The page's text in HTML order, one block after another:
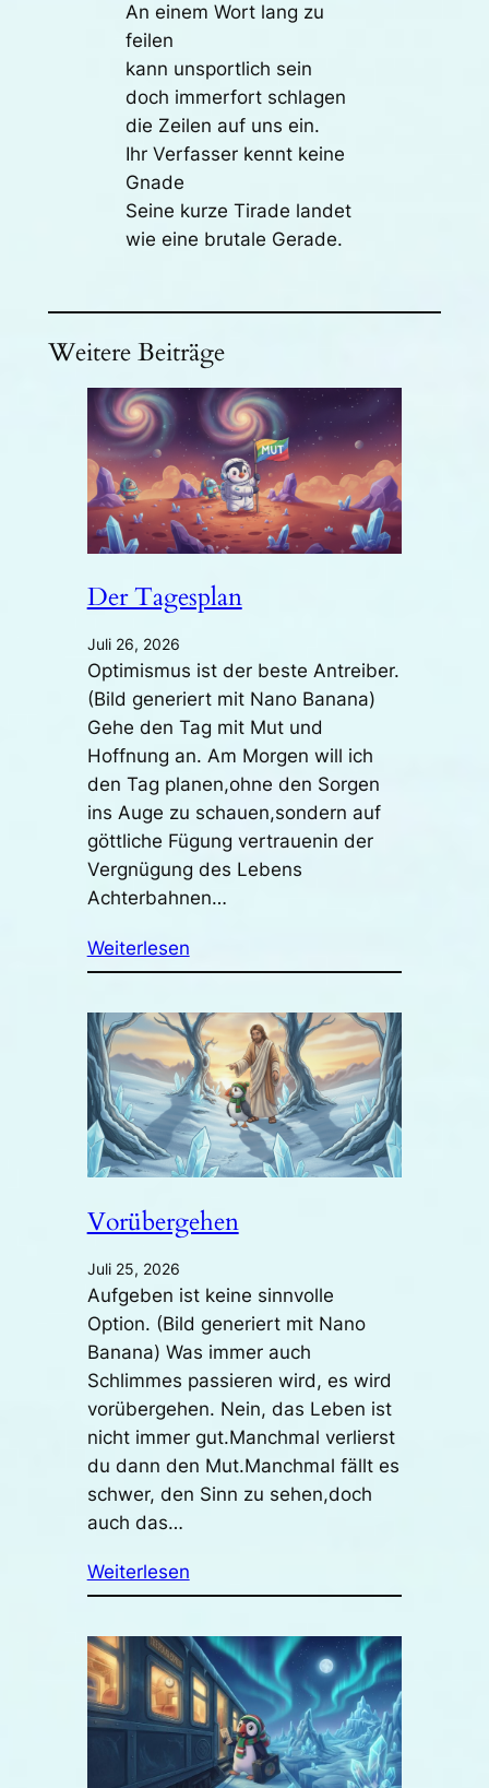
An einem Wort lang zu
feilen
kann unsportlich sein
doch immerfort schlagen
die Zeilen auf uns ein.
Ihr Verfasser kennt keine
Gnade
Seine kurze Tirade landet
wie eine brutale Gerade.
Weitere Beiträge
Der Tagesplan
Juli 26, 2026
Optimismus ist der beste Antreiber.
(Bild generiert mit Nano Banana)
Gehe den Tag mit Mut und
Hoffnung an. Am Morgen will ich
den Tag planen,ohne den Sorgen
ins Auge zu schauen,sondern auf
göttliche Fügung vertrauenin der
Vergnügung des Lebens
Achterbahnen…
Weiterlesen
Vorübergehen
Juli 25, 2026
Aufgeben ist keine sinnvolle
Option. (Bild generiert mit Nano
Banana) Was immer auch
Schlimmes passieren wird, es wird
vorübergehen. Nein, das Leben ist
nicht immer gut.Manchmal verlierst
du dann den Mut.Manchmal fällt es
schwer, den Sinn zu sehen,doch
auch das…
Weiterlesen